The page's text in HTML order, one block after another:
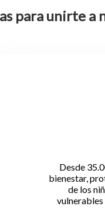
para unirte a
Desde
bienestar,
de los
vulnerables